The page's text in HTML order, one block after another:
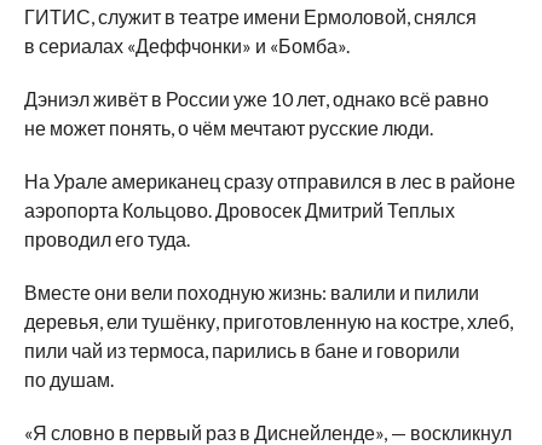
ГИТИС, служит в театре имени Ермоловой, снялся
в сериалах «Деффчонки» и «Бомба».
Дэниэл живёт в России уже 10 лет, однако всё равно
не может понять, о чём мечтают русские люди.
На Урале американец сразу отправился в лес в районе
аэропорта Кольцово. Дровосек Дмитрий Теплых
проводил его туда.
Вместе они вели походную жизнь: валили и пилили
деревья, ели тушёнку, приготовленную на костре, хлеб,
пили чай изтермоса, парились в бане и говорили
по душам.
«Я словно в первый раз в Диснейленде», — воскликнул